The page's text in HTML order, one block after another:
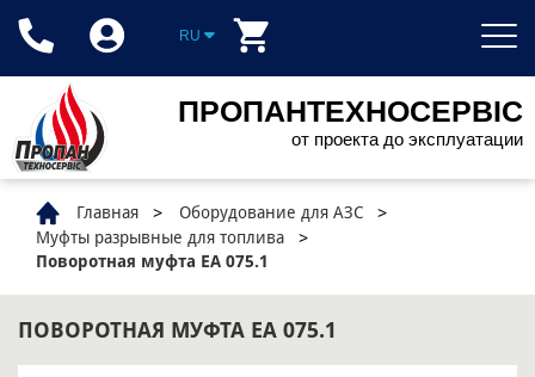
ПРОПАНТЕХНОСЕРВІС
от проекта до эксплуатации
RU
Главная
Оборудование для АЗС
Муфты разрывные для топлива
Поворотная муфта EA 075.1
ПОВОРОТНАЯ МУФТА EA 075.1